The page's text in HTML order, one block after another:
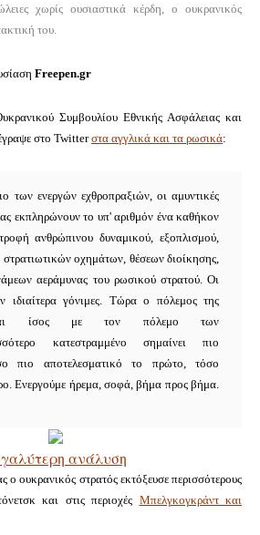
χωρίς ουσιαστικά κέρδη, ο ουκρανικός
του.
Freepen.gr
Συμβουλίου Εθνικής Ασφάλειας και
στο Twitter στα αγγλικά και τα ρωσικά:
των ενεργών εχθροπραξιών, οι αμυντικές
εκπληρώνουν το υπ' αριθμόν ένα καθήκον
ανθρώπινου δυναμικού, εξοπλισμού,
οχημάτων, θέσεων διοίκησης,
αεράμυνας του ρωσικού στρατού. Οι
ιδιαίτερα γόνιμες. Τώρα ο πόλεμος της
ίσος με τον πόλεμο των
κατεστραμμένο σημαίνει πιο
πιο αποτελεσματικό το πρώτο, τόσο
Ενεργούμε ήρεμα, σοφά, βήμα προς βήμα.
ανάλυση
ο ουκρανικός στρατός εκτόξευσε περισσότερους
και στις περιοχές Μπελγκογκράντ και